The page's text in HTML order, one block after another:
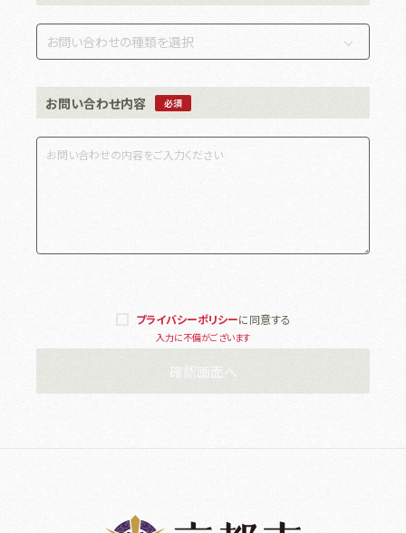
お問い合わせ内容 必須
プライバシーポリシーに同意する
入力に不備がございます